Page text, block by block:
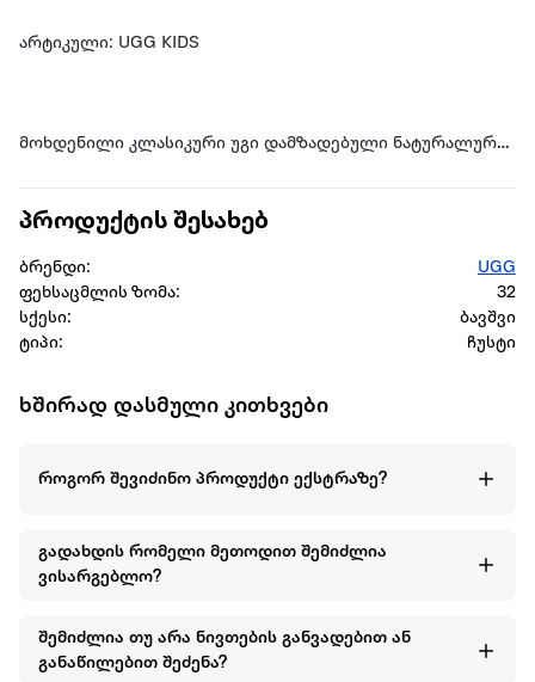
არტიკული: UGG KIDS
მოხდენილი კლასიკური უგი დამზადებული ნატურალური
შიგნით ჩაფენილია ბეწვიანი ღაბაში, ძირი ევაპლასტი 8
მმ სისქის.
რბილი, კომფორტული, სახლში პრაქტიკული
ყოველდღიური გამოყენებისთვის, უნივერსალურია
შესაძლებელია სარეცხ მანქანაში გარეცხვა დელიკატურ
რეჟიმზე მატყლის შესაბამისი სარეცხი საშუალებებით.
ზომა ტერფის სიგრძე
პროდუქტის შესახებ
ბრენდი:
UGG
ფეხსაცმლის ზომა:
32
სქესი:
ბავშვი
ტიპი:
ჩუსტი
ხშირად დასმული კითხვები
როგორ შევიძინო პროდუქტი ექსტრაზე?
გადახდის რომელი მეთოდით შემიძლია
ვისარგებლო?
შემიძლია თუ არა ნივთების განვადებით ან
განაწილებით შეძენა?